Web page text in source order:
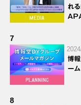
れ
7
博
ーム
8